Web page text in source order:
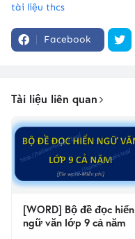
tài liệu thcs
Facebook
Tài liệu liên quan
[WORD] Bộ đề đọc hiển
ngữ văn lớp 9 cả năm